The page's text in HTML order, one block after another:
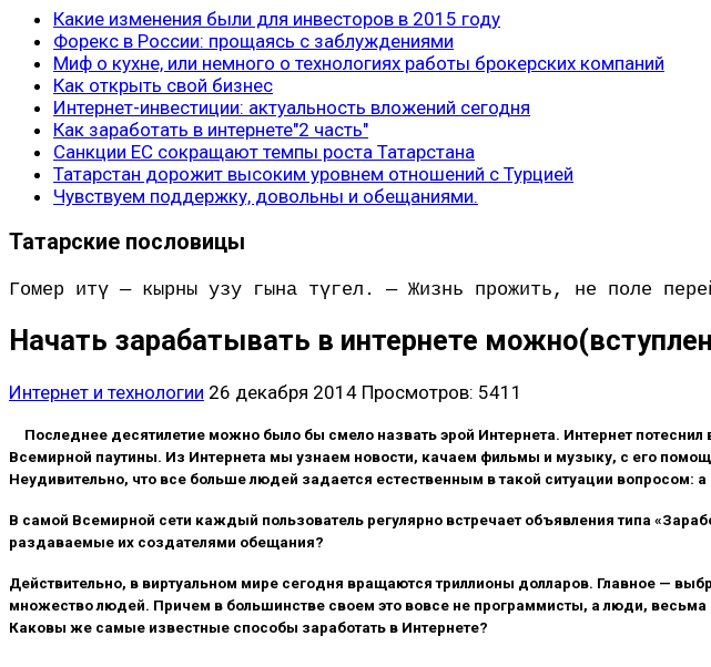
Какие изменения были для инвесторов в 2015 году
Форекс в России: прощаясь с заблуждениями
Миф о кухне, или немного о технологиях работы брокерских компаний
Как открыть свой бизнес
Интернет-инвестиции: актуальность вложений сегодня
Как заработать в интернете"2 часть"
Санкции ЕС сокращают темпы роста Татарстана
Татарстан дорожит высоким уровнем отношений с Турцией
Чувствуем поддержку, довольны и обещаниями.
Татарские пословицы
Гомер итү — кырны узу гына түгел. — Жизнь прожить, не поле
Начать зарабатывать в интернете
Интернет и технологии 26 декабря 2014 Просмотров: 5411
Последнее десятилетие можно было бы смело назвать эрой Интернета. Интернет
Всемирной паутины. Из Интернета мы узнаем новости, качаем фильмы и музыку, с его
Неудивительно, что все больше людей задается естественным в такой ситуации вопросом:
В самой Всемирной сети каждый пользователь регулярно встречает объявления типа
раздаваемые их создателями обещания?
Действительно, в виртуальном мире сегодня вращаются триллионы долларов. Главное —
множество людей. Причем в большинстве своем это вовсе не программисты, а люди,
Каковы же самые известные способы заработать в Интернете?